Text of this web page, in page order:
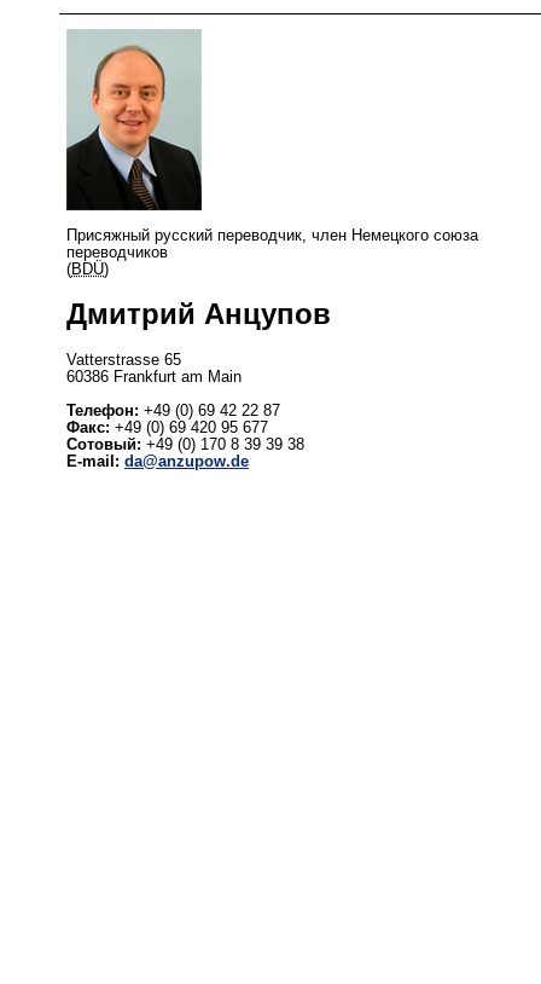
Присяжный русский переводчик, член Немецкого союза
переводчиков
(BDÜ)
Дмитрий Анцупов
Vatterstrasse 65
60386 Frankfurt am Main
Телефон: +49 (0) 69 42 22 87
Факс: +49 (0) 69 420 95 677
Сотовый: +49 (0) 170 8 39 39 38
E-mail: da@anzupow.de